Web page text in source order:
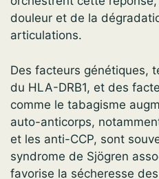
douleur et de la
articulations.
Des facteurs génétiques,
du HLA-DRB1, et des
comme le tabagisme
auto-anticorps,
et les anti-CCP, sont
syndrome de Sjögren
favorise la sécheresse